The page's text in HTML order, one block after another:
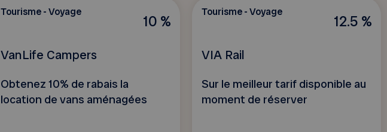
10 %
Tourisme - Voyage
VanLife Campers
Obtenez 10% de rabais la
location de vans aménagées
12.5 %
Tourisme - Voyage
VIA Rail
Sur le meilleur tarif disponible au
moment de réserver